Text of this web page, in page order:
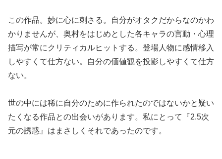
この作品。妙に心に刺さる。自分がオタクだからなのかわ
かりませんが、奥村をはじめとした各キャラの言動・心理
描写が常にクリティカルヒットする。登場人物に感情移入
しやすくて仕方ない。自分の価値観を投影しやすくて仕方
ない。
世の中には稀に自分のために作られたのではないかと疑い
たくなる作品との出会いがあります。私にとって『2.5次
元の誘惑』はまさしくそれであったのです。